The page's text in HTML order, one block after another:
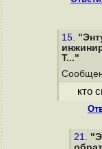
15.
T..."
кто
21.